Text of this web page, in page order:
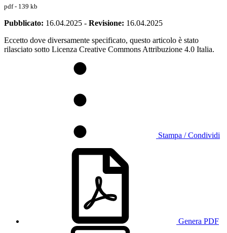
pdf - 139 kb
Pubblicato: 16.04.2025 - Revisione: 16.04.2025
Eccetto dove diversamente specificato, questo articolo è stato
rilasciato sotto Licenza Creative Commons Attribuzione 4.0 Italia.
Stampa / Condividi
Genera PDF